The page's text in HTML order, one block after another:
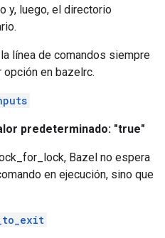
y, luego, el directorio
línea de comandos siempre
opción en bazelrc.
predeterminado: "true"
Bazel no espera
en ejecución, sino que